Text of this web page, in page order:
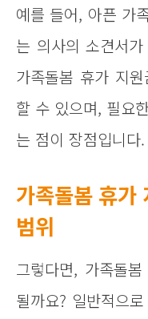
예를 들어, 아픈 가
는 의사의 소견서
가족돌봄 휴가 지
할 수 있으며, 필요
는 점이 장점입니다.
가족돌봄 휴가
범위
그렇다면, 가족돌
될까요? 일반적으